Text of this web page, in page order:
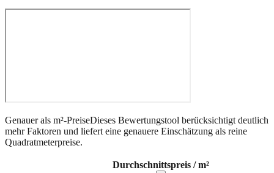
Genauer als m²-PreiseDieses Bewertungstool berücksichtigt deutlich
mehr Faktoren und liefert eine genauere Einschätzung als reine
Quadratmeterpreise.
Durchschnittspreis / m²